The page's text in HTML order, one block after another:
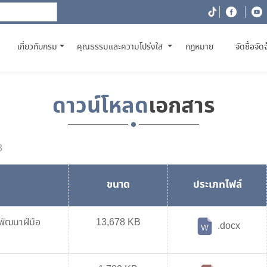
เกี่ยวกับกรม คุณธรรมและความโปร่งใส กฎหมาย จัดซื้อจัด
ดาวน์โหลดเอกสาร
ขนาด ประเภทไฟล์
ฒนาฝีมือ 13,678 KB .docx